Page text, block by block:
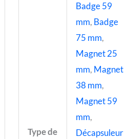
Type de
Badge 59
mm, Badge
75 mm,
Magnet 25
mm, Magnet
38 mm,
Magnet 59
mm,
Décapsuleur